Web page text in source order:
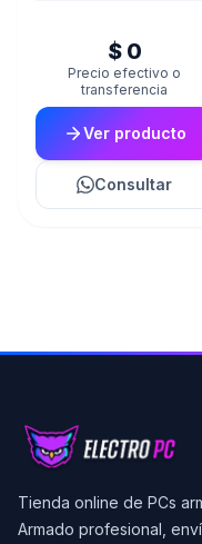
$ 0
Precio efectivo o
transferencia
Ver producto
Consultar
Tienda online de PCs
Armado profesional,